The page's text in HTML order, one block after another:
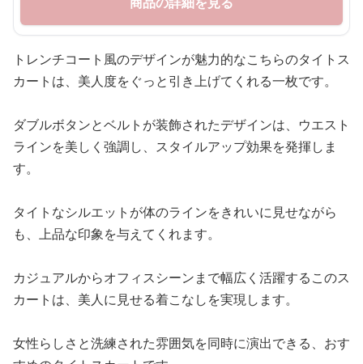
トレンチコート風のデザインが魅力的なこちらのタイトス
カートは、美人度をぐっと引き上げてくれる一枚です。
ダブルボタンとベルトが装飾されたデザインは、ウエスト
ラインを美しく強調し、スタイルアップ効果を発揮しま
す。
タイトなシルエットが体のラインをきれいに見せながら
も、上品な印象を与えてくれます。
カジュアルからオフィスシーンまで幅広く活躍するこのス
カートは、美人に見せる着こなしを実現します。
女性らしさと洗練された雰囲気を同時に演出できる、おす